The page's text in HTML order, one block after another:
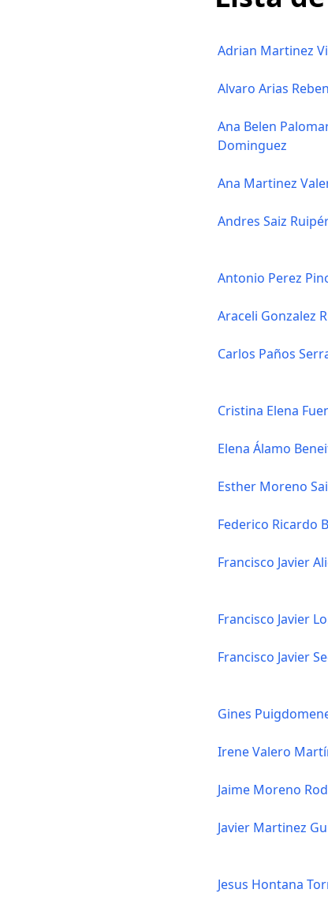
Adrian Martinez
Alvaro Arias
Ana Belen
Dominguez
Ana Martinez
Andres Saiz
Antonio Perez
Araceli Gonzalez
Carlos Paños
Cristina Elena
Elena Álamo
Esther Moreno
Federico Ricardo
Francisco Javier
Francisco Javier
Francisco Javier
Gines
Irene Valero
Jaime Moreno
Javier Martinez
Jesus Hontana